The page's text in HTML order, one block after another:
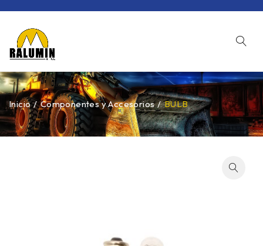
Inicio / Componentes y Accesorios / BULB